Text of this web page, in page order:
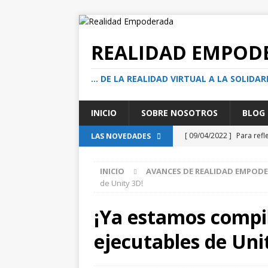
REALIDAD
… DE LA REALIDAD VIRTUAL A LA
INICIO SOBRE NOSOTROS BLOG
LAS NOVEDADES [ 09/04/2022 ] Para
[ 05/08/2026 ] El
[ 01/08/2026 ] Cuando
encuentro en la calle
INICIO AVANCES DE REALIDAD
de Unity 3D!
¡Ya estamos
ejecutables de